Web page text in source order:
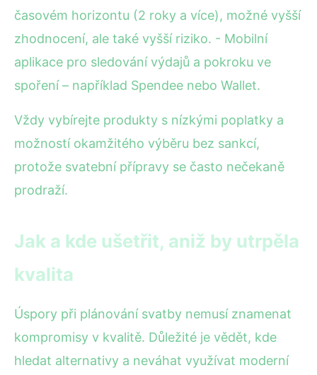
časovém horizontu (2 roky a více), možné vyšší
zhodnocení, ale také vyšší riziko. - Mobilní
aplikace pro sledování výdajů a pokroku ve
spoření – například Spendee nebo Wallet.
Vždy vybírejte produkty s nízkými poplatky a
možností okamžitého výběru bez sankcí,
protože svatební přípravy se často nečekaně
prodraží.
Jak a kde ušetřit, aniž by utrpěla
kvalita
Úspory při plánování svatby nemusí znamenat
kompromisy v kvalitě. Důležité je vědět, kde
hledat alternativy a neváhat využívat moderní